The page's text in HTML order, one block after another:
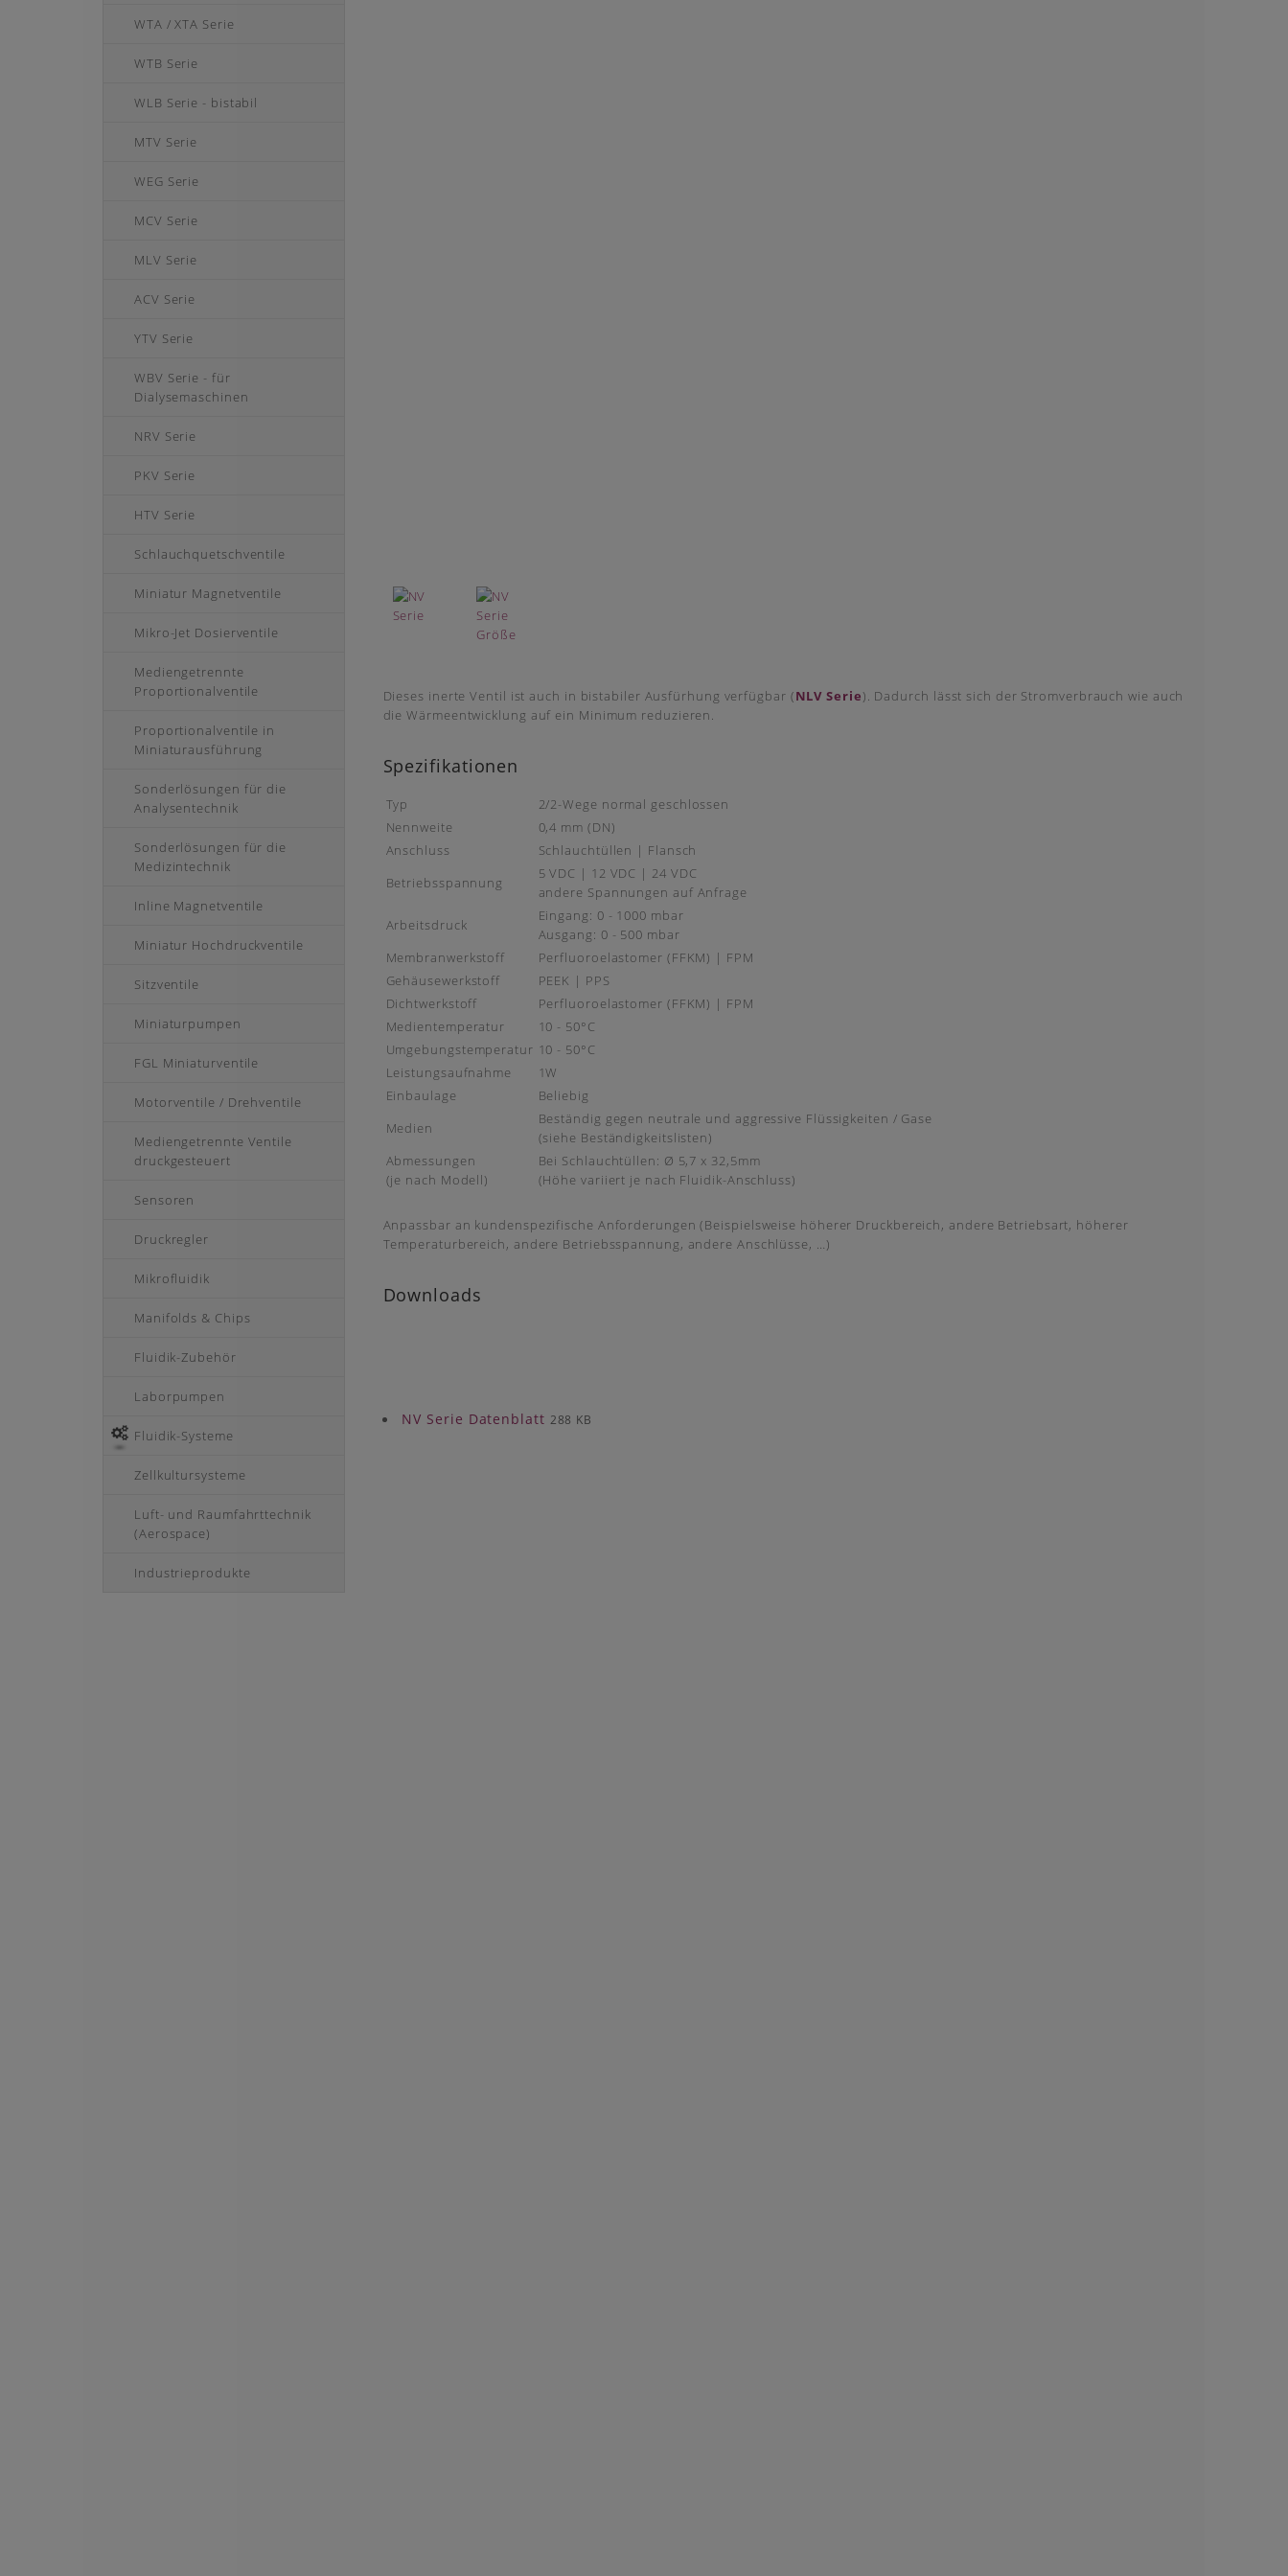
WTA / XTA Serie
WTB Serie
WLB Serie - bistabil
MTV Serie
WEG Serie
MCV Serie
MLV Serie
ACV Serie
YTV Serie
WBV Serie - für
Dialysemaschinen
NRV Serie
PKV Serie
HTV Serie
Schlauchquetschventile
Miniatur Magnetventile
Mikro-Jet Dosierventile
Mediengetrennte
Proportionalventile
Proportionalventile in
Miniaturausführung
Sonderlösungen für die
Analysentechnik
Sonderlösungen für die
Medizintechnik
Inline Magnetventile
Miniatur Hochdruckventile
Sitzventile
Miniaturpumpen
FGL Miniaturventile
Motorventile / Drehventile
Mediengetrennte Ventile
druckgesteuert
Sensoren
Druckregler
Mikrofluidik
Manifolds & Chips
Fluidik-Zubehör
Laborpumpen
Fluidik-Systeme
Zellkultursysteme
Luft- und Raumfahrttechnik
(Aerospace)
Industrieprodukte
Dieses inerte Ventil ist auch in bistabiler Ausfürhung verfügbar (NLV Serie). Dadurch lässt sich der Stromverbrauch wie auch
die Wärmeentwicklung auf ein Minimum reduzieren.
Spezifikationen
Typ
2/2-Wege normal geschlossen
Nennweite
0,4 mm (DN)
Anschluss
Schlauchtüllen | Flansch
Betriebsspannung
5 VDC | 12 VDC | 24 VDC
andere Spannungen auf Anfrage
Arbeitsdruck
Eingang: 0 - 1000 mbar
Ausgang: 0 - 500 mbar
Membranwerkstoff
Perfluoroelastomer (FFKM) | FPM
Gehäusewerkstoff
PEEK | PPS
Dichtwerkstoff
Perfluoroelastomer (FFKM) | FPM
Medientemperatur
10 - 50°C
Umgebungstemperatur 10 - 50°C
Leistungsaufnahme
1W
Einbaulage
Beliebig
Medien
Beständig gegen neutrale und aggressive Flüssigkeiten / Gase
(siehe Beständigkeitslisten)
Abmessungen
(je nach Modell)
Bei Schlauchtüllen: Ø 5,7 x 32,5mm
(Höhe variiert je nach Fluidik-Anschluss)
Anpassbar an kundenspezifische Anforderungen (Beispielsweise höherer Druckbereich, andere Betriebsart, höherer
Temperaturbereich, andere Betriebsspannung, andere Anschlüsse, …)
Downloads
NV Serie Datenblatt 288 KB